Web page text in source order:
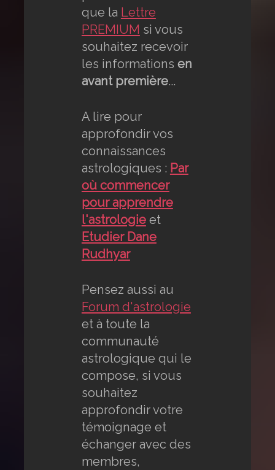
que la Lettre
PREMIUM si vous
souhaitez recevoir
les informations en
avant première...
A lire pour
approfondir vos
connaissances
astrologiques : Par
où commencer
pour apprendre
l'astrologieet
Etudier Dane
Rudhyar
Pensez aussi au
Forum d'astrologie
et à toute la
communauté
astrologique qui le
compose, si vous
souhaitez
approfondir votre
témoignage et
échanger avec des
membres,